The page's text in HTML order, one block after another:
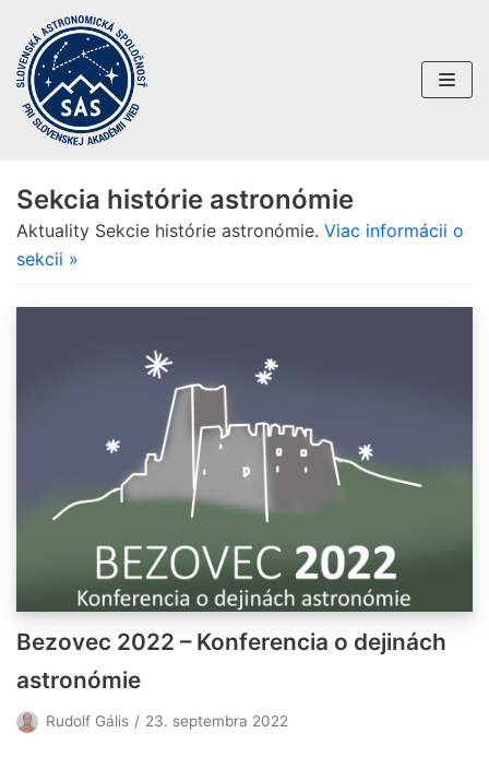
Preskočiť
na
obsah
Sekcia histórie astronómie
Aktuality Sekcie histórie astronómie. Viac informácii o
sekcii »
Bezovec 2022 – Konferencia o dejinách
astronómie
Rudolf Gális 23. septembra 2022